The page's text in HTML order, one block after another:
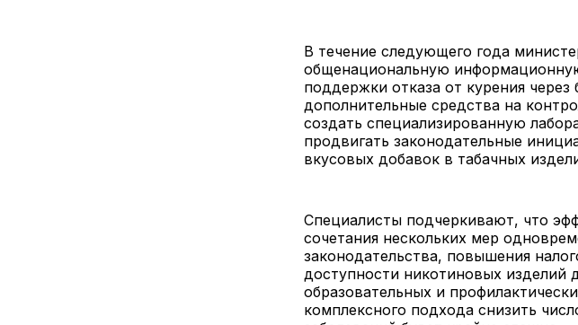
В течение следующего года
общенациональную
поддержки отказа от курения
дополнительные средства на
создать специализированную
продвигать законодательные
вкусовых добавок в табачных
Специалисты подчеркивают, что
сочетания нескольких мер
законодательства, повышения
доступности никотиновых
образовательных и
комплексного подхода снизить